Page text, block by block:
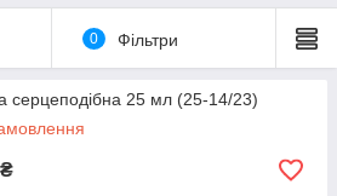
14/23
100
19/26
0 Фільтри
серцеподібна 25 мл (25-14/23)
₴